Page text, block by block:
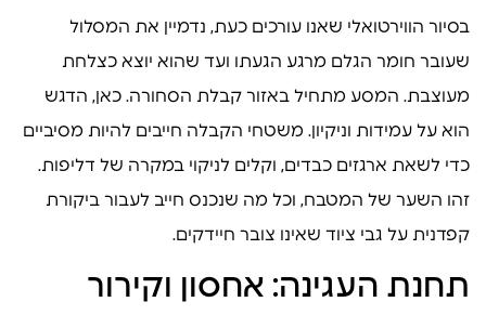
בסיור הווירטואלי שאנו עורכים כעת, נדמיין את המסלול
שעובר חומר הגלם מרגע הגעתו ועד שהוא יוצא כצלחת
מעוצבת. המסע מתחיל באזור קבלת הסחורה. כאן, הדגש
הוא על עמידות וניקיון. משטחי הקבלה חייבים להיות מסיביים
כדי לשאת ארגזים כבדים, וקלים לניקוי במקרה של דליפות.
זהו השער של המטבח, וכל מה שנכנס חייב לעבור ביקורת
קפדנית על גבי ציוד שאינו צובר חיידקים.
תחנת העגינה: אחסון וקירור